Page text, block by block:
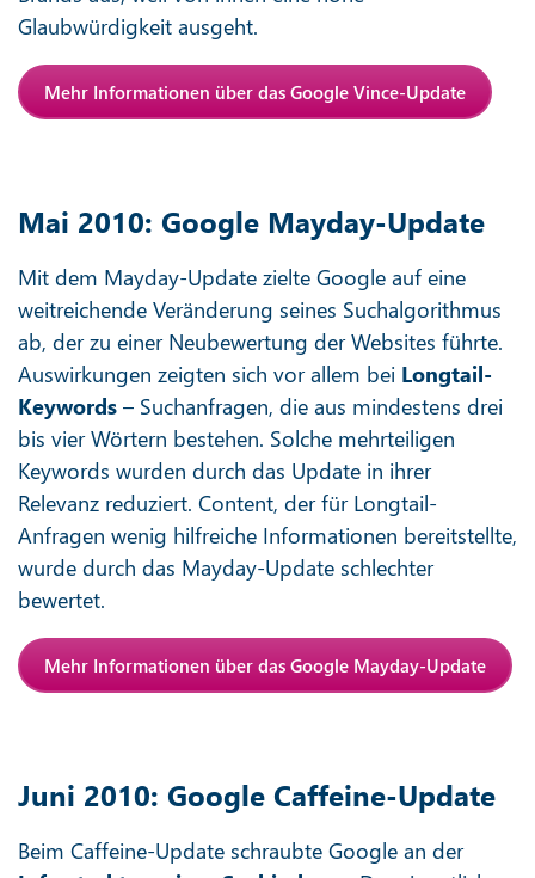
Glaubwürdigkeit ausgeht.
Mehr Informationen über das Google Vince-Update
Mai 2010: Google Mayday-Update
Mit dem Mayday-Update zielte Google auf eine
weitreichende Veränderung seines Suchalgorithmus
ab, der zu einer Neubewertung der Websites führte.
Auswirkungen zeigten sich vor allem bei Longtail-
Keywords – Suchanfragen, die aus mindestens drei
bis vier Wörtern bestehen. Solche mehrteiligen
Keywords wurden durch das Update in ihrer
Relevanz reduziert. Content, der für Longtail-
Anfragen wenig hilfreiche Informationen bereitstellte,
wurde durch das Mayday-Update schlechter
bewertet.
Mehr Informationen über das Google Mayday-Update
Juni 2010: Google Caffeine-Update
Beim Caffeine-Update schraubte Google an der